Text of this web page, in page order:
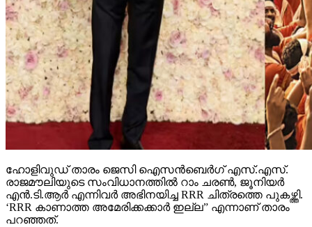
ഹോളിവുഡ് താരം ജെസി ഐസന്‍ബെര്‍ഗ് എസ്.എസ്.
രാജമൗലിയുടെ സംവിധാനത്തില്‍ റാം ചരണ്‍, ജൂനിയര്‍
എന്‍.ടി.ആര്‍ എന്നിവര്‍ അഭിനയിച്ച RRR ചിത്രത്തെ പുകഴ്ത്തി.
‘RRR കാണാത്ത അമേരിക്കക്കാര്‍ ഇല്ല” എന്നാണ് താരം
പറഞ്ഞത്.